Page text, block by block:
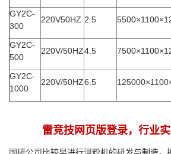
GY2C-
300
220V50HZ 2.5
GY2C-
500
220V/50HZ4.5
GY2C-
1000
220V/50HZ6.5
雷竞技网页版登录，行业实